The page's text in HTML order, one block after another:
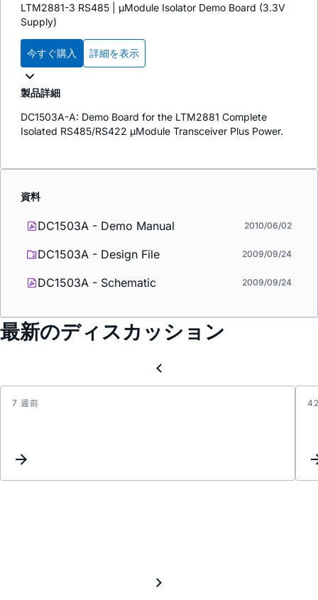
LTM2881-3 RS485 | µModule Isolator Demo Board (3.3V
Supply)
今すぐ購入 詳細を表示
製品詳細
DC1503A-A: Demo Board for the LTM2881 Complete
Isolated RS485/RS422 µModule Transceiver Plus Power.
資料
DC1503A - Demo Manual 2010/06/02
DC1503A - Design File 2009/09/24
DC1503A - Schematic 2009/09/24
最新のディスカッション
7 週前